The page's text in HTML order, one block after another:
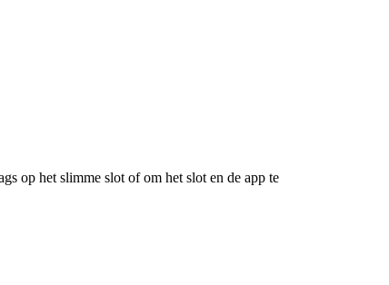
op het slimme slot of om het slot en de app te